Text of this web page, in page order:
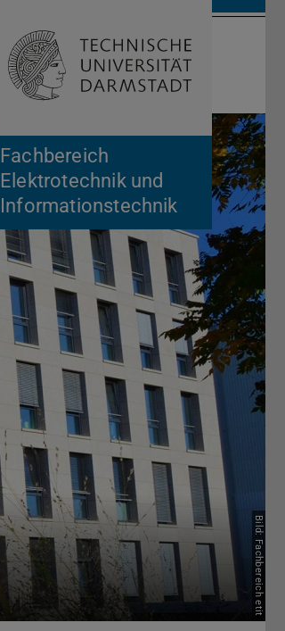
Fachbereich
Elektrotechnik und
Informationstechnik
Suche öffnen
Bild: Fachbereich etit